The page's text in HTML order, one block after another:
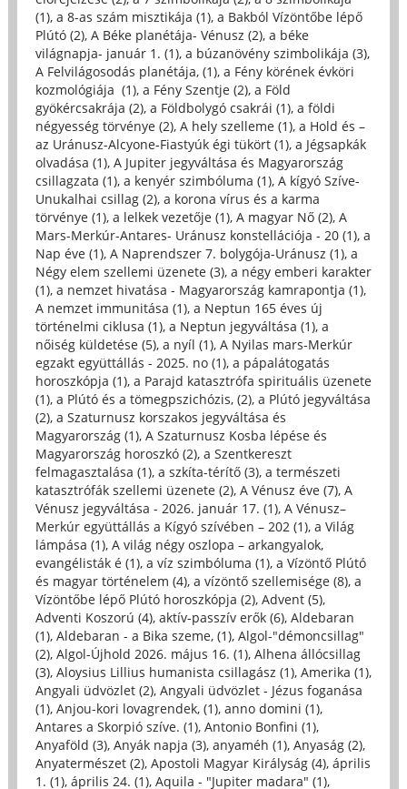
(1), a 8-as szám misztikája (1), a Bakból Vízöntőbe lépő
Plútó (2), A Béke planétája- Vénusz (2), a béke
világnapja- január 1. (1), a búzanövény szimbolikája (3),
A Felvilágosodás planétája, (1), a Fény körének évköri
kozmológiája (1), a Fény Szentje (2), a Föld
gyökércsakrája (2), a Földbolygó csakrái (1), a földi
négyesség törvénye (2), A hely szelleme (1), a Hold és –
az Uránusz-Alcyone-Fiastyúk égi tükört (1), a Jégsapkák
olvadása (1), A Jupiter jegyváltása és Magyarország
csillagzata (1), a kenyér szimbóluma (1), A kígyó Szíve-
Unukalhai csillag (2), a korona vírus és a karma
törvénye (1), a lelkek vezetője (1), A magyar Nő (2), A
Mars-Merkúr-Antares- Uránusz konstellációja - 20 (1), a
Nap éve (1), A Naprendszer 7. bolygója-Uránusz (1), a
Négy elem szellemi üzenete (3), a négy emberi karakter
(1), a nemzet hivatása - Magyarország kamrapontja (1),
A nemzet immunitása (1), a Neptun 165 éves új
történelmi ciklusa (1), a Neptun jegyváltása (1), a
nőiség küldetése (5), a nyíl (1), A Nyilas mars-Merkúr
egzakt együttállás - 2025. no (1), a pápalátogatás
horoszkópja (1), a Parajd katasztrófa spirituális üzenete
(1), a Plútó és a tömegpszichózis, (2), a Plútó jegyváltása
(2), a Szaturnusz korszakos jegyváltása és
Magyarország (1), A Szaturnusz Kosba lépése és
Magyarország horoszkó (2), a Szentkereszt
felmagasztalása (1), a szkíta-térítő (3), a természeti
katasztrófák szellemi üzenete (2), A Vénusz éve (7), A
Vénusz jegyváltása - 2026. január 17. (1), A Vénusz–
Merkúr együttállás a Kígyó szívében – 202 (1), a Világ
lámpása (1), A világ négy oszlopa – arkangyalok,
evangélisták é (1), a víz szimbóluma (1), a Vízöntő Plútó
és magyar történelem (4), a vízöntő szellemisége (8), a
Vízöntőbe lépő Plútó horoszkópja (2), Advent (5),
Adventi Koszorú (4), aktív-passzív erők (6), Aldebaran
(1), Aldebaran - a Bika szeme, (1), Algol-"démoncsillag"
(2), Algol-Újhold 2026. május 16. (1), Alhena állócsillag
(3), Aloysius Lillius humanista csillagász (1), Amerika (1),
Angyali üdvözlet (2), Angyali üdvözlet - Jézus foganása
(1), Anjou-kori lovagrendek, (1), anno domini (1),
Antares a Skorpió szíve. (1), Antonio Bonfini (1),
Anyaföld (3), Anyák napja (3), anyaméh (1), Anyaság (2),
Anyatermészet (2), Apostoli Magyar Királyság (4), április
1. (1), április 24. (1), Aquila - "Jupiter madara" (1),